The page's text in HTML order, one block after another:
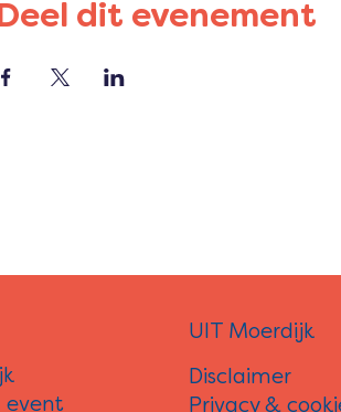
dit evenement
event
UIT Moerdijk
Disclaimer
Privacy &